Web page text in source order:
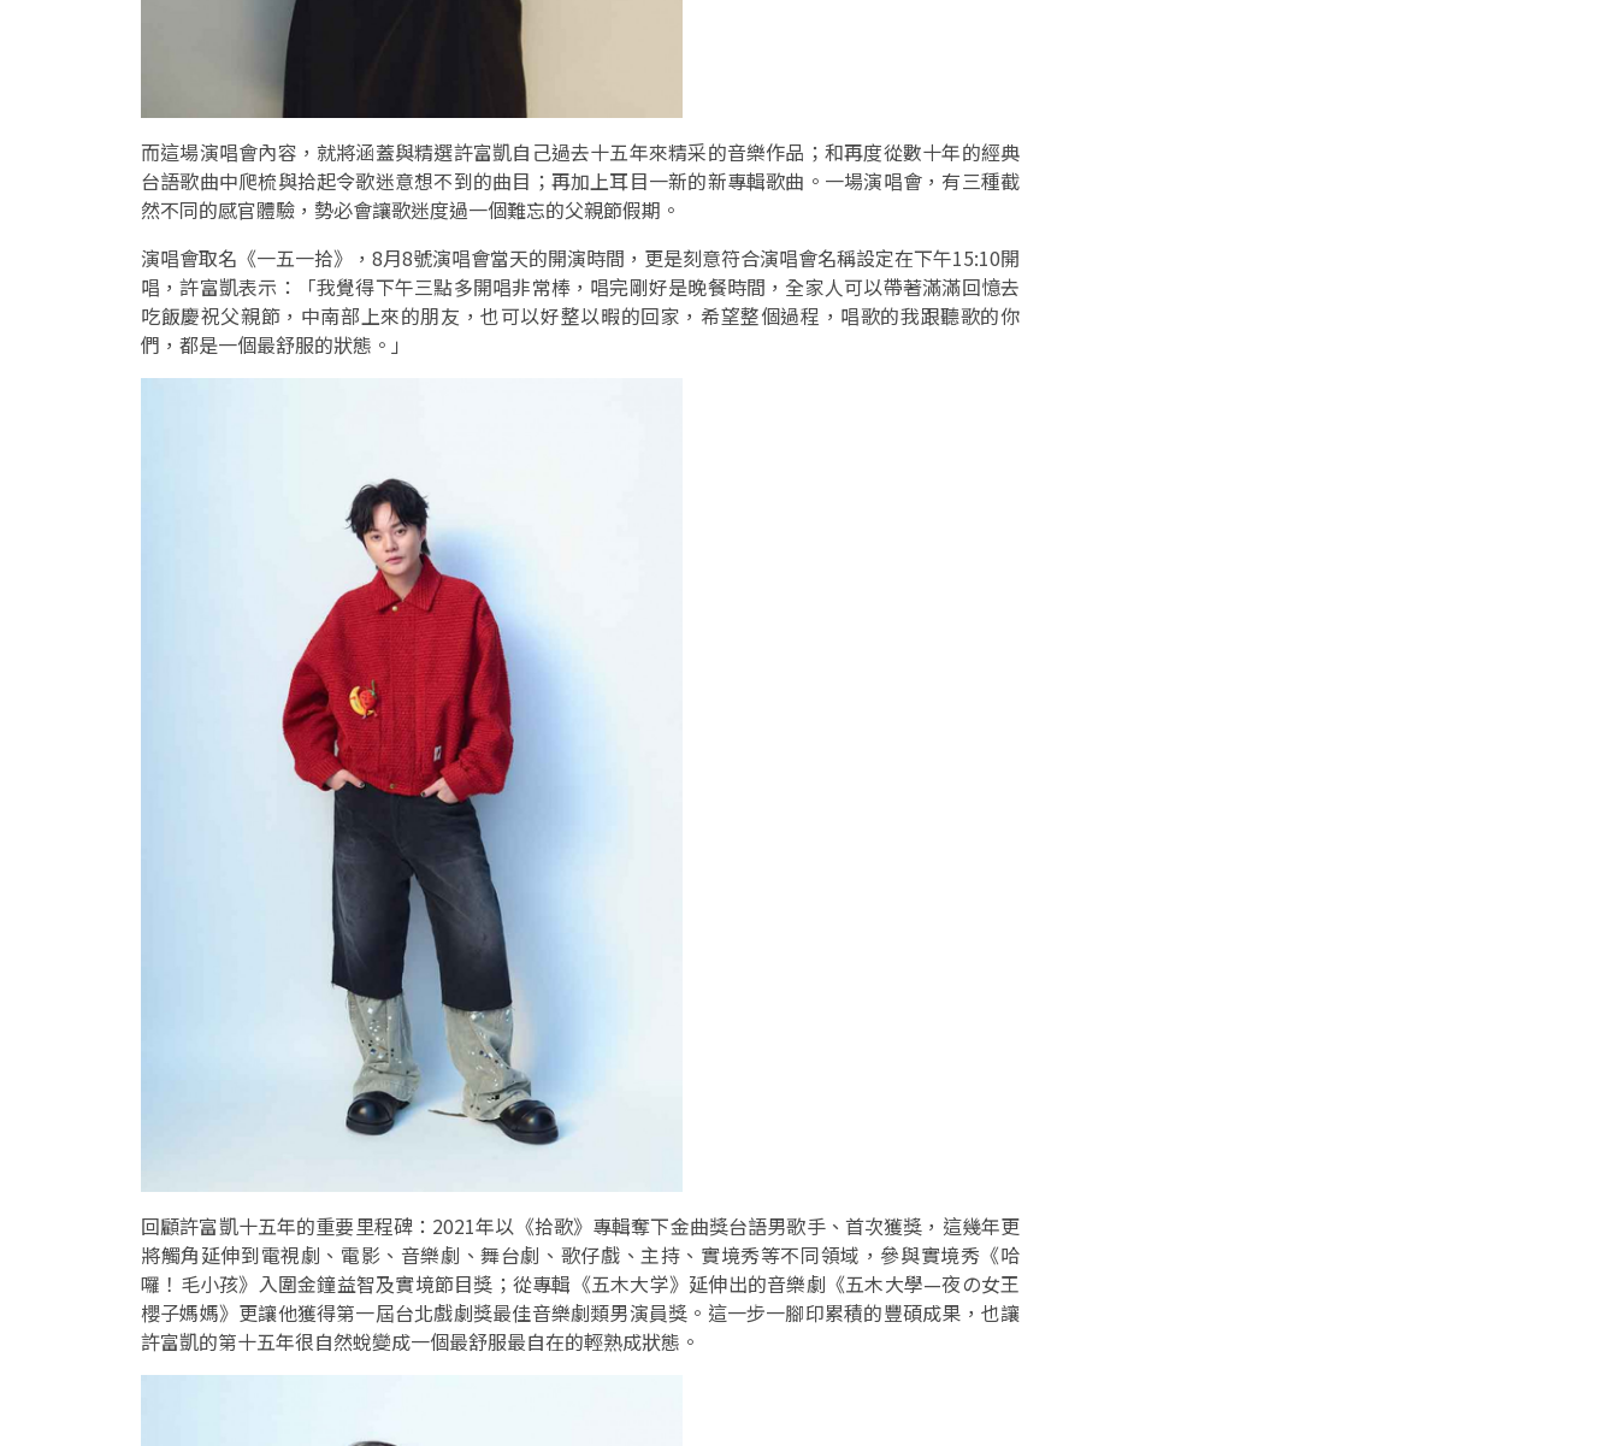
而這場演唱會內容，就將涵蓋與精選許富凱自己過去十五年來精采的音樂作品；和再度從數十年的經典
台語歌曲中爬梳與拾起令歌迷意想不到的曲目；再加上耳目一新的新專輯歌曲。一場演唱會，有三種截
然不同的感官體驗，勢必會讓歌迷度過一個難忘的父親節假期。
演唱會取名《一五一拾》，8月8號演唱會當天的開演時間，更是刻意符合演唱會名稱設定在下午15:10開
唱，許富凱表示：「我覺得下午三點多開唱非常棒，唱完剛好是晚餐時間，全家人可以帶著滿滿回憶去
吃飯慶祝父親節，中南部上來的朋友，也可以好整以暇的回家，希望整個過程，唱歌的我跟聽歌的你
們，都是一個最舒服的狀態。」
回顧許富凱十五年的重要里程碑：2021年以《拾歌》專輯奪下金曲獎台語男歌手、首次獲獎，這幾年更
將觸角延伸到電視劇、電影、音樂劇、舞台劇、歌仔戲、主持、實境秀等不同領域，參與實境秀《哈
囉！毛小孩》入圍金鐘益智及實境節目獎；從專輯《五木大学》延伸出的音樂劇《五木大學—夜の女王
櫻子媽媽》更讓他獲得第一屆台北戲劇獎最佳音樂劇類男演員獎。這一步一腳印累積的豐碩成果，也讓
許富凱的第十五年很自然蛻變成一個最舒服最自在的輕熟成狀態。